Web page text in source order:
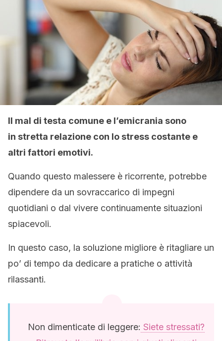
Il mal di testa comune e l’emicrania sono
in stretta relazione con lo stress costante e
altri fattori emotivi.
Quando questo malessere è ricorrente, potrebbe
dipendere da un sovraccarico di impegni
quotidiani o dal vivere continuamente situazioni
spiacevoli.
In questo caso, la soluzione migliore è ritagliare un
po’ di tempo da dedicare a pratiche o attività
rilassanti.
Non dimenticate di leggere: Siete stressati?